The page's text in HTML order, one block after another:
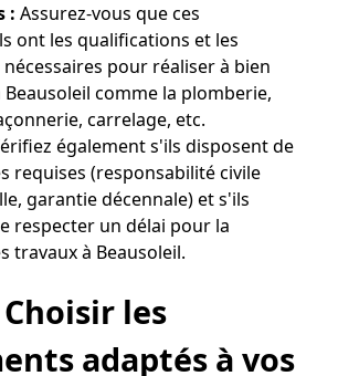
: Assurez-vous que ces
ont les qualifications et les
pour réaliser à bien
comme la plomberie,
carrelage, etc.
également s'ils disposent de
requises (responsabilité civile
garantie décennale) et s'ils
respecter un délai pour la
travaux à Beausoleil.
les
adaptés à vos